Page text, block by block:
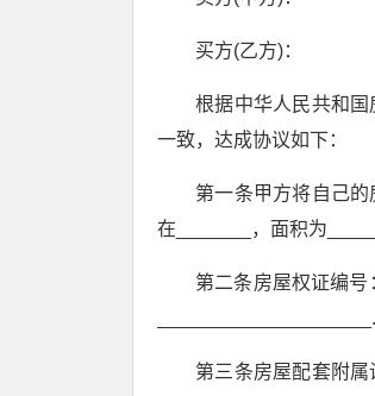
买方(乙方)：
根据中华人民共和
一致，达成协议如下：
第一条甲方将自己
在_______，面积为
第二条房屋权证编号
____________________.
第三条房屋配套附